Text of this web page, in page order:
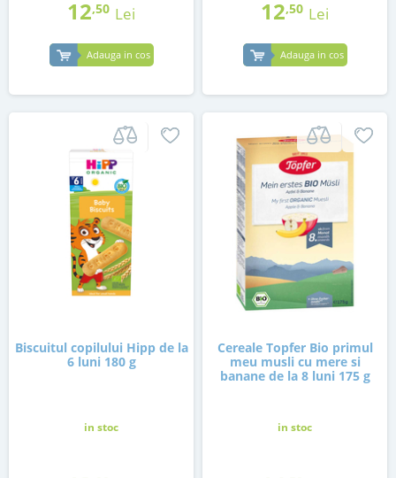
12,50 Lei
Adauga in cos
12,50 Lei
Adauga in cos
Biscuitul copilului Hipp de la
6 luni 180 g
in stoc
Cereale Topfer Bio primul
meu musli cu mere si
banane de la 8 luni 175 g
in stoc